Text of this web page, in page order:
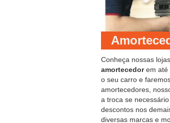
Conheça nossas
amortecedorem até
o seu carro e
amortecedores,
a troca se
descontos nos
diversas marcas e